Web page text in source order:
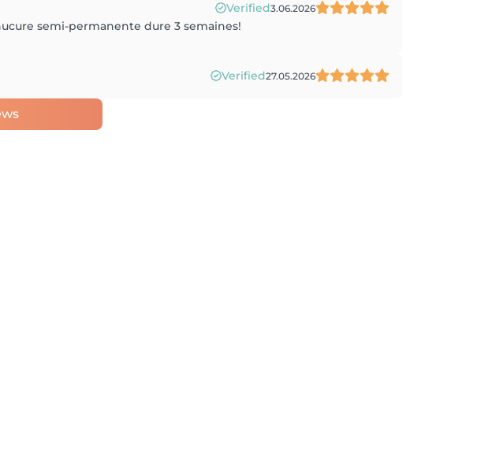
Verified3.06.2026
semi-permanente dure 3 semaines!
Verified27.05.2026